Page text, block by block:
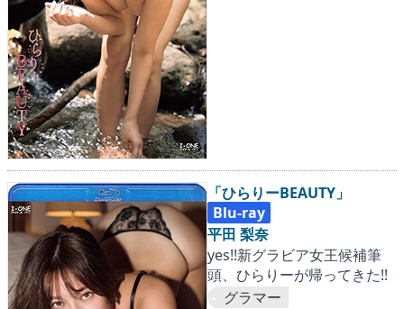
「ひらりーBEAUTY」
Blu-ray
平田 梨奈
yes!!新グラビア女王候補筆
頭、ひらりーが帰ってきた!!
グラマー